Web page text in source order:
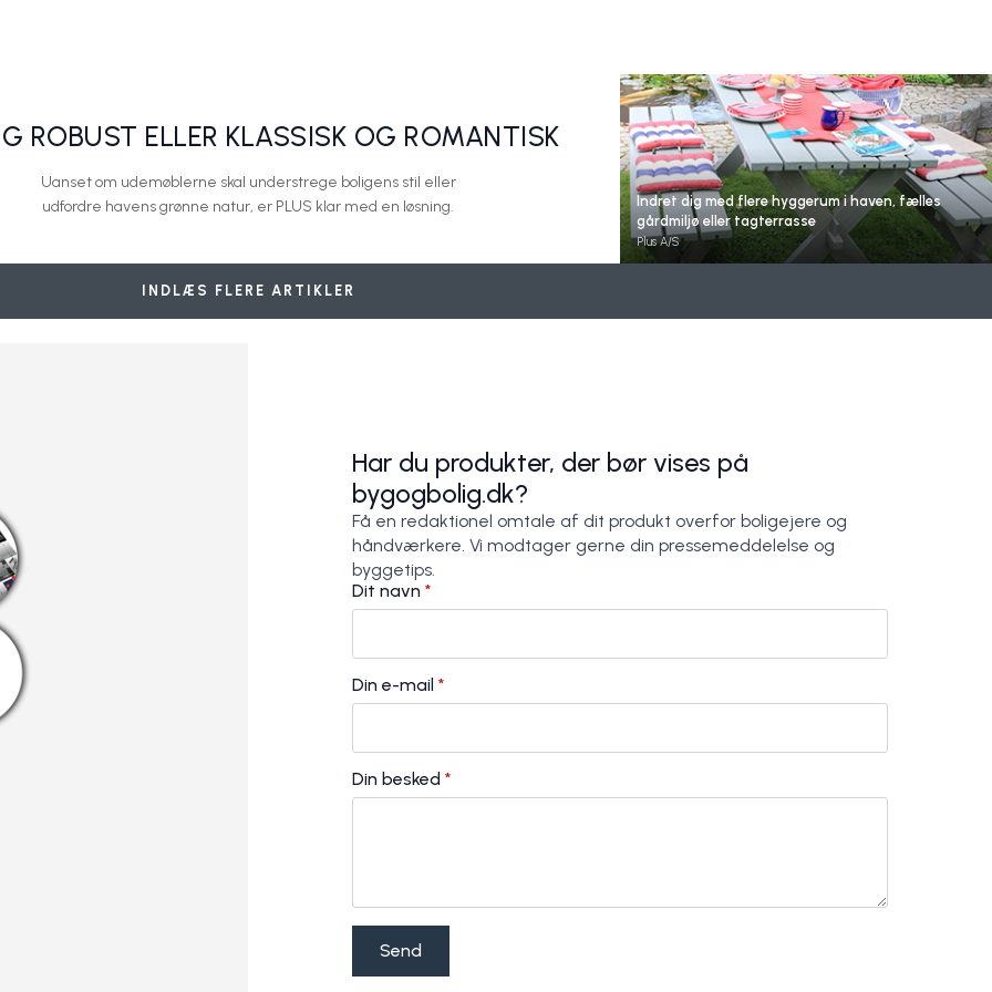
ROBUST ELLER KLASSISK OG ROMANTISK
Uanset om udemøblerne skal understrege boligens stil eller
udfordre havens grønne natur, er PLUS klar med en løsning.
Indret dig med flere hyggerum i haven, fælles
gårdmiljø eller tagterrasse
Plus A/S
Kunstneriske foderhuse
Plus A/S
INDLÆS FLERE ARTIKLER
Har du produkter, der bør vises på
bygogbolig.dk?
Få en redaktionel omtale af dit produkt overfor boligejere og
håndværkere. Vi modtager gerne din pressemeddelelse og
byggetips.
Dit navn *
Din e-mail *
Din besked *
Send